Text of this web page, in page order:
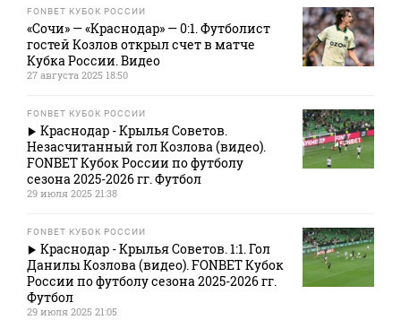
FONBET КУБОК РОССИИ
«Сочи» — «Краснодар» — 0:1. Футболист
гостей Козлов открыл счет в матче
Кубка России. Видео
27 августа 2025 18:50
FONBET КУБОК РОССИИ
Краснодар - Крылья Советов.
Незасчитанный гол Козлова (видео).
FONBET Кубок России по футболу
сезона 2025-2026 гг. Футбол
29 июля 2025 21:38
FONBET КУБОК РОССИИ
Краснодар - Крылья Советов. 1:1. Гол
Данилы Козлова (видео). FONBET Кубок
России по футболу сезона 2025-2026 гг.
Футбол
29 июля 2025 21:05